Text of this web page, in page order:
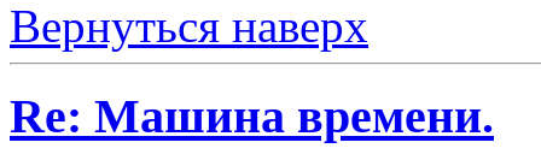
Вернуться наверх
Re: Машина времени.